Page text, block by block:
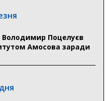
роботи після
ліквідації
Володимир Поцелуєв
Амосова заради